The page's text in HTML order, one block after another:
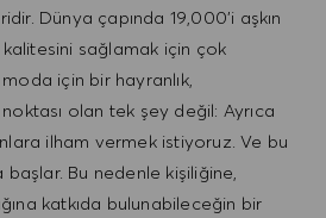
Dünya çapında 19,000'i aşkın
kalitesini sağlamak için çok
için bir hayranlık,
olan tek şey değil: Ayrıca
ilham vermek istiyoruz. Ve bu
başlar. Bu nedenle kişiliğine,
katkıda bulunabileceğin bir